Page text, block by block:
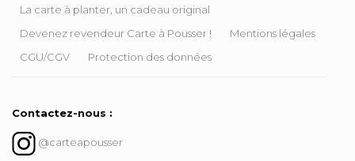
La carte à planter, un cadeau original
Devenez revendeur Carte à Pousser !
Mentions légales
CGU/CGV
Protection des données
Contactez-nous :
@carteapousser